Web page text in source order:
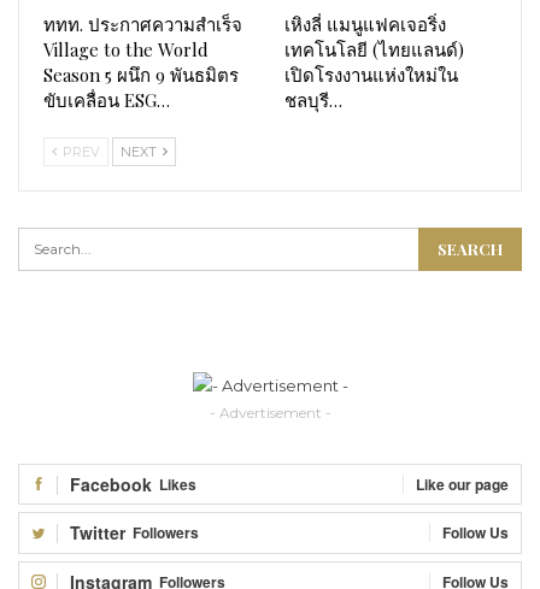
ททท. ประกาศความสำเร็จ
Village to the World
Season 5 ผนึก 9 พันธมิตร
ขับเคลื่อน ESG…
เหิงลี่ แมนูแฟคเจอริ่ง
เทคโนโลยี (ไทยแลนด์)
เปิดโรงงานแห่งใหม่ใน
ชลบุรี…
PREV NEXT
- Advertisement -
Facebook Likes Like our page
Twitter Followers Follow Us
Instagram Followers Follow Us